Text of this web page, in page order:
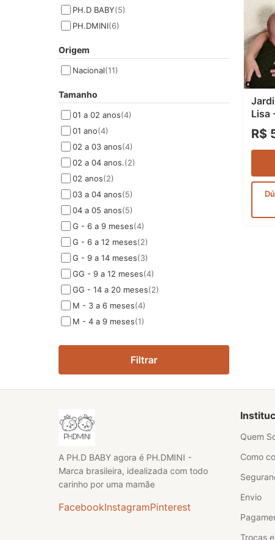
PH.D BABY(5)
PH.DMINI(6)
Origem
Nacional(11)
Tamanho
01 a 02 anos(4)
01 ano(4)
02 a 03 anos(4)
02 a 04 anos.(2)
02 anos(2)
03 a 04 anos(5)
04 a 05 anos(5)
G - 6 a 9 meses(4)
G - 6 a 12 meses(2)
G - 9 a 14 meses(3)
GG - 9 a 12 meses(4)
GG - 14 a 20 meses(2)
M - 3 a 6 meses(4)
M - 4 a 9 meses(1)
Filtrar
Lisa
R$
A PH.D BABY agora é PH.DMINI -
Marca brasileira, idealizada com todo
carinho por uma mamãe
FacebookInstagramPinterest
Quem
Como
Envio
Trocas